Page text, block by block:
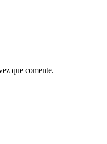
que comente.